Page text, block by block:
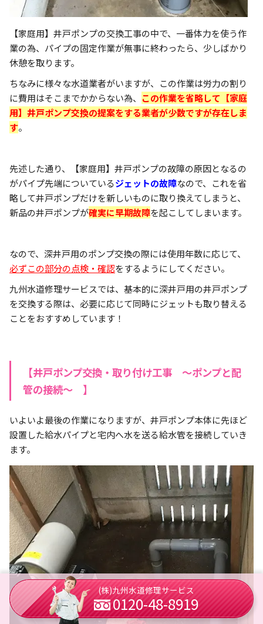
【家庭用】井戸ポンプの交換工事の中で、一番体力を使う作
業の為、パイプの固定作業が無事に終わったら、少しばかり
休憩を取ります。
ちなみに様々な水道業者がいますが、この作業は労力の割り
に費用はそこまでかからない為、 この作業を省略して【家庭
用】井戸ポンプ交換の提案をする業者が少数ですが存在しま
す。
先述した通り、【家庭用】井戸ポンプの故障の原因となるの
がパイプ先端についているジェットの故障なので、これを省
略して井戸ポンプだけを新しいものに取り換えてしまうと、
新品の井戸ポンプが確実に早期故障を起こしてしまいます。
なので、深井戸用のポンプ交換の際には使用年数に応じて、
必ずこの部分の点検・確認をするようにしてください。
九州水道修理サービスでは、基本的に深井戸用の井戸ポンプ
を交換する際は、必要に応じて同時にジェットも取り替える
ことをおすすめしています！
【井戸ポンプ交換・取り付け工事 ～ポンプと配
管の接続～ 】
いよいよ最後の作業になりますが、井戸ポンプ本体に先ほど
設置した給水パイプと宅内へ水を送る給水管を接続していき
ます。
(株)九州水道修理サービス
0120-48-8919